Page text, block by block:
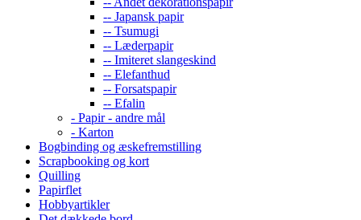
-- Japansk papir
-- Tsumugi
-- Læderpapir
-- Imiteret slangeskind
-- Elefanthud
-- Forsatspapir
-- Efalin
- Papir - andre mål
- Karton
Bogbinding og æskefremstilling
Scrapbooking og kort
Quilling
Papirflet
Hobbyartikler